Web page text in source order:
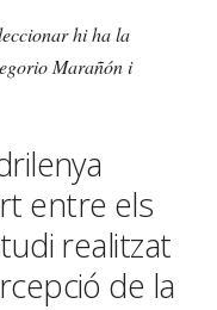
hi ha la
Marañón i
entre els
realitzat
de la